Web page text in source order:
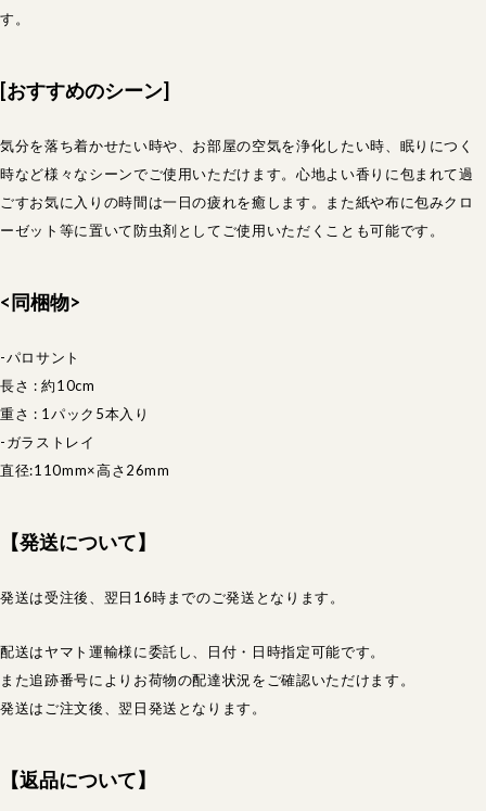
す。
[おすすめのシーン]
気分を落ち着かせたい時や、お部屋の空気を浄化したい時、眠りにつく
時など様々なシーンでご使用いただけます。心地よい香りに包まれて過
ごすお気に入りの時間は一日の疲れを癒します。また紙や布に包みクロ
ーゼット等に置いて防虫剤としてご使用いただくことも可能です。
<同梱物>
-パロサント
長さ : 約10cm
重さ : 1パック5本入り
-ガラストレイ
直径:110mm×高さ26mm
【発送について】
発送は受注後、翌日16時までのご発送となります。
配送はヤマト運輸様に委託し、日付・日時指定可能です。
また追跡番号によりお荷物の配達状況をご確認いただけます。
発送はご注文後、翌日発送となります。
【返品について】